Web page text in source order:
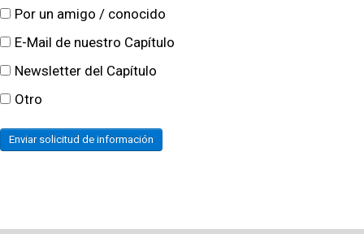
Por un amigo / conocido
E-Mail de nuestro Capítulo
Newsletter del Capítulo
Otro
Enviar solicitud de información